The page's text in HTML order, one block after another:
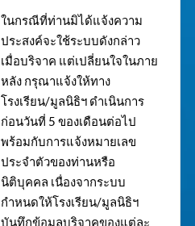
ในกรณีที่ท่านมิได้แจ้งความ
ประสงค์จะใช้ระบบดังกล่าว
เมื่อบริจาค แต่เปลี่ยนใจในภาย
หลัง กรุณาแจ้งให้ทาง
โรงเรียน/มูลนิธิฯ ดำเนินการ
ก่อนวันที่ 5 ของเดือนต่อไป
พร้อมกับการแจ้งหมายเลข
ประจำตัวของท่านหรือ
นิติบุคคล เนื่องจากระบบ
กำหนดให้โรงเรียน/มูลนิธิฯ
บันทึกข้อมูลบริจาคของแต่ละ